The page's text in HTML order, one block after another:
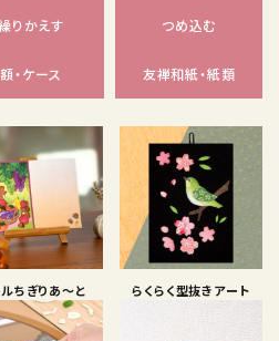
りかえす つめ込む
額・ケース 友禅和紙・紙類
ちぎりあ〜と らくらく型抜きアート